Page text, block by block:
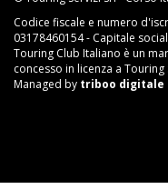
Codice fiscale e numero
03178460154 - Capitale
Touring Club Italiano è un
concesso in licenza a Touring
Managed by triboo digitale